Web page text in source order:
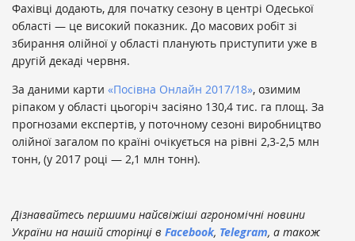
Фахівці додають, для початку сезону в центрі Одеської
області — це високий показник. До масових робіт зі
збирання олійної у області планують приступити уже в
другій декаді червня.
За даними карти «Посівна Онлайн 2017/18», озимим
ріпаком у області цьогоріч засіяно 130,4 тис. га площ. За
прогнозами експертів, у поточному сезоні виробництво
олійної загалом по країні очікується на рівні 2,3-2,5 млн
тонн, (у 2017 році — 2,1 млн тонн).
Дізнавайтесь першими найсвіжіші агрономічні новини
України на нашій сторінці в Facebook, Telegram, а також